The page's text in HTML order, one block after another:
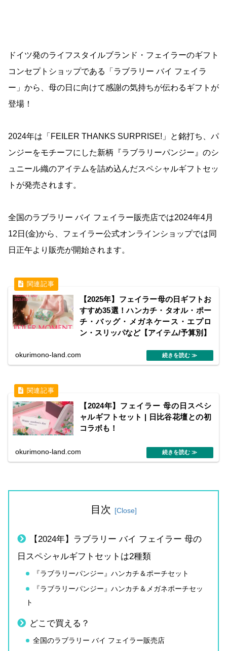
ドイツ発のライフスタイルブランド・フェイラーのギフト
コンセプトショップである「ラブラリー バイ フェイラ
ー」から、母の日に向けて感謝の気持ちが伝わるギフトが
登場！
2024年は「FEILER THANKS SURPRISE!」と銘打ち、パ
ンジーをモチーフにした新柄『ラブラリーパンジー』のシ
ュニール織のアイテムを詰め込んだスペシャルギフトセッ
トが発売されます。
全国のラブラリー バイ フェイラー販売店では2024年4月
12日(金)から、フェイラー公式オンラインショップでは同
日正午より販売が開始されます。
【2025年】フェイラー母の日ギフトお
すすめ35選！ハンカチ・タオル・ポー
チ・バッグ・メガネケース・エプロ
ン・スリッパなど【アイテム/予算別】
okurimono-land.com
【2024年】フェイラー 母の日スペシ
ャルギフトセット | 日比谷花壇との初
コラボも！
okurimono-land.com
目次
【2024年】ラブラリー バイ フェイラー 母の
日スペシャルギフトセットは2種類
『ラブラリーパンジー』ハンカチ＆ポーチセット
『ラブラリーパンジー』ハンカチ＆メガネポーチセッ
ト
どこで買える？
全国のラブラリー バイ フェイラー販売店